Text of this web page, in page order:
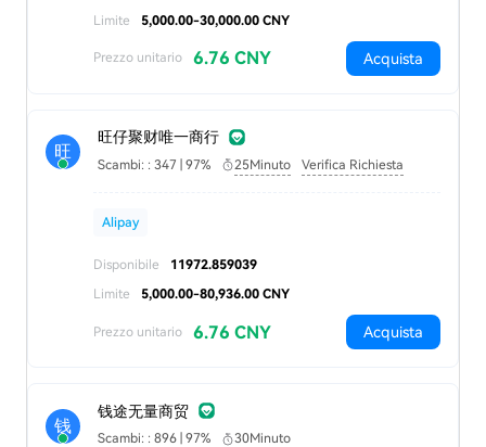
Limite
5,000.00-30,000.00 CNY
Prezzo unitario 6.76 CNY Acquista
旺
旺仔聚财唯一商行
Scambi: : 347 | 97% 25Minuto Verifica Richiesta
Alipay
Disponibile
11972.859039
Limite
5,000.00-80,936.00 CNY
Prezzo unitario 6.76 CNY Acquista
钱
钱途无量商贸
Scambi: : 896 | 97% 30Minuto